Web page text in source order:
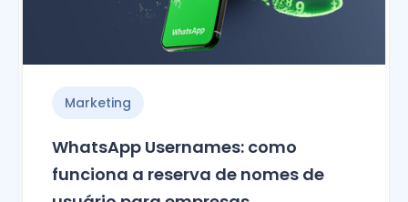
Marketing
WhatsApp Usernames: como
funciona a reserva de nomes de